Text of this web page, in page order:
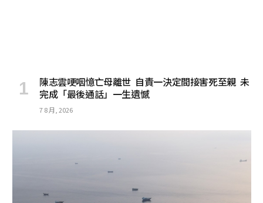
陳志雲哽咽憶亡母離世 自責一決定間接害死至親 未
完成「最後通話」一生遺憾
7 8 月, 2026